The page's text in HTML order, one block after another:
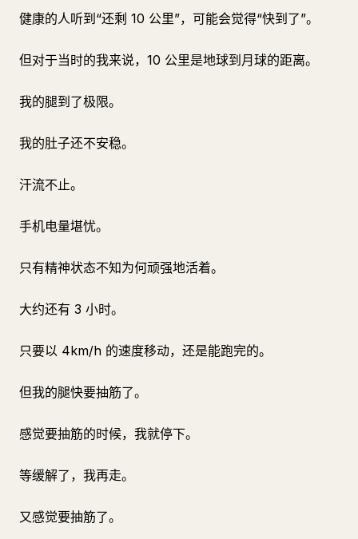
健康的人听到“还剩 10 公里”，可能会觉得“快到了”。
但对于当时的我来说，10 公里是地球到月球的距离。
我的腿到了极限。
我的肚子还不安稳。
汗流不止。
手机电量堪忧。
只有精神状态不知为何顽强地活着。
大约还有 3 小时。
只要以 4km/h 的速度移动，还是能跑完的。
但我的腿快要抽筋了。
感觉要抽筋的时候，我就停下。
等缓解了，我再走。
又感觉要抽筋了。